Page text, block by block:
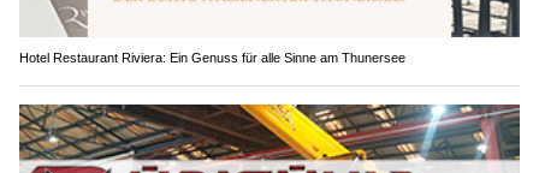
Hotel Restaurant Riviera: Ein Genuss für alle Sinne am Thunersee